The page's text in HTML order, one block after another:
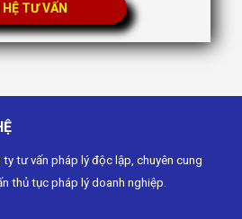
HỆ TƯ VẤN
ty tư vấn pháp lý độc lập, chuyên cung
thủ tục pháp lý doanh nghiệp.